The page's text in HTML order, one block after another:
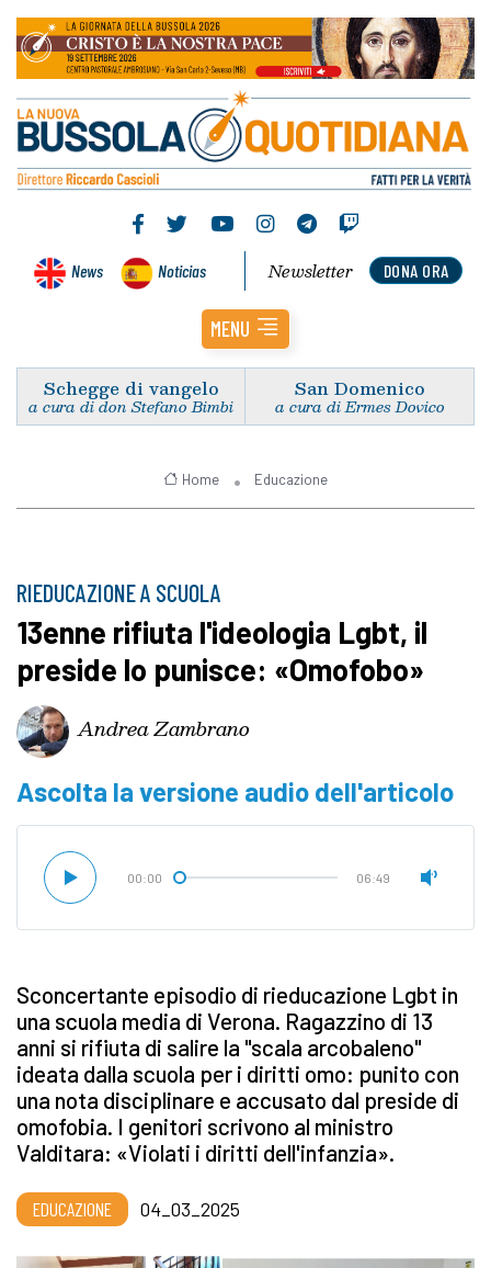
News Noticias DONA ORA
Newsletter
MENU
Schegge di vangelo
a cura di don Stefano Bimbi
San Domenico
a cura di Ermes Dovico
Home Educazione
RIEDUCAZIONE A SCUOLA
13enne rifiuta l'ideologia Lgbt, il
preside lo punisce: «Omofobo»
Andrea Zambrano
Ascolta la versione audio dell'articolo
00:00 06:49
Sconcertante episodio di rieducazione Lgbt in
una scuola media di Verona. Ragazzino di 13
anni si rifiuta di salire la "scala arcobaleno"
ideata dalla scuola per i diritti omo: punito con
una nota disciplinare e accusato dal preside di
omofobia. I genitori scrivono al ministro
Valditara: «Violati i diritti dell'infanzia».
EDUCAZIONE 04_03_2025